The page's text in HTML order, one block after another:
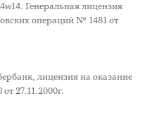
Генеральная лицензия
операций № 1481 от
лицензия на оказание
27.11.2000г.